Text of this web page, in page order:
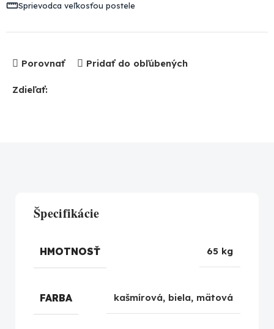
Sprievodca veľkosťou postele
Porovnať Pridať do obľúbených
Zdieľať:
Špecifikácie
HMOTNOSŤ 65 kg
FARBA kašmírová, biela, mätová